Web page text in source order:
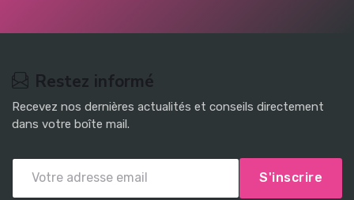
Restez informé
Recevez nos dernières actualités et conseils directement
dans votre boîte mail.
S'inscrire